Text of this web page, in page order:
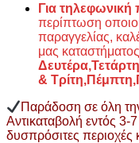
Για τηλεφωνική
περίπτωση
παραγγελίας,
μας καταστήματος
&
Παράδοση σε όλη
Αντικαταβολή εντός 3-7
δυσπρόσιτες περιοχές